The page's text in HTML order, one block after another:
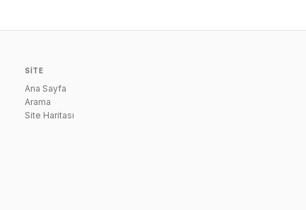
SITE
Ana Sayfa
Arama
Site Haritası